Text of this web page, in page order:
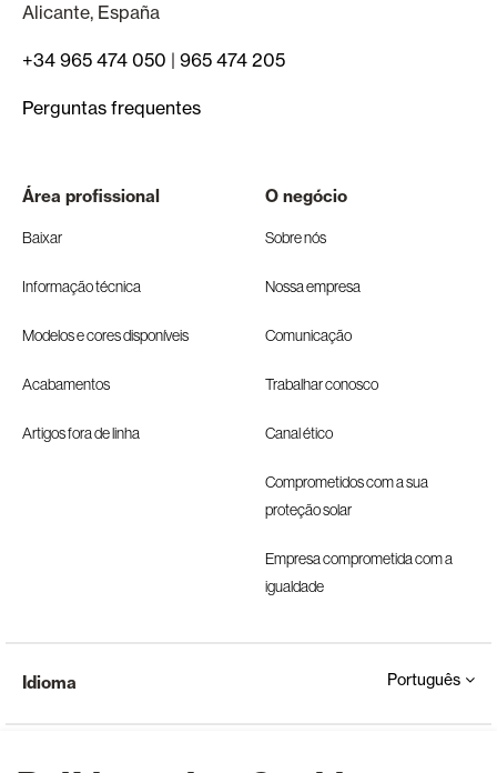
Alicante, España
+34 965 474 050 | 965 474 205
Perguntas frequentes
Área profissional
Baixar
Informação técnica
Modelos e cores disponíveis
Acabamentos
Artigos fora de linha
O negócio
Sobre nós
Nossa empresa
Comunicação
Trabalhar conosco
Canal ético
Comprometidos com a sua
proteção solar
Empresa comprometida com a
igualdade
Idioma Português